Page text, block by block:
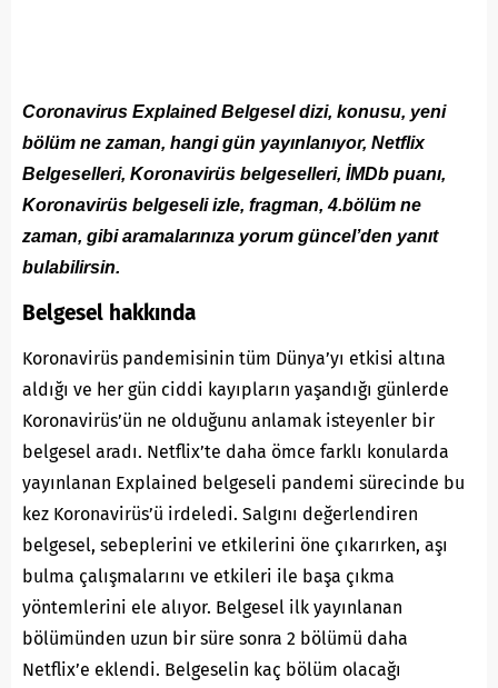
Coronavirus Explained Belgesel dizi, konusu, yeni
bölüm ne zaman, hangi gün yayınlanıyor, Netflix
Belgeselleri, Koronavirüs belgeselleri, İMDb puanı,
Koronavirüs belgeseli izle, fragman, 4.bölüm ne
zaman, gibi aramalarınıza yorum güncel’den yanıt
bulabilirsin.
Belgesel hakkında
Koronavirüs pandemisinin tüm Dünya’yı etkisi altına
aldığı ve her gün ciddi kayıpların yaşandığı günlerde
Koronavirüs’ün ne olduğunu anlamak isteyenler bir
belgesel aradı. Netflix’te daha ömce farklı konularda
yayınlanan Explained belgeseli pandemi sürecinde bu
kez Koronavirüs’ü irdeledi. Salgını değerlendiren
belgesel, sebeplerini ve etkilerini öne çıkarırken, aşı
bulma çalışmalarını ve etkileri ile başa çıkma
yöntemlerini ele alıyor. Belgesel ilk yayınlanan
bölümünden uzun bir süre sonra 2 bölümü daha
Netflix’e eklendi. Belgeselin kaç bölüm olacağı